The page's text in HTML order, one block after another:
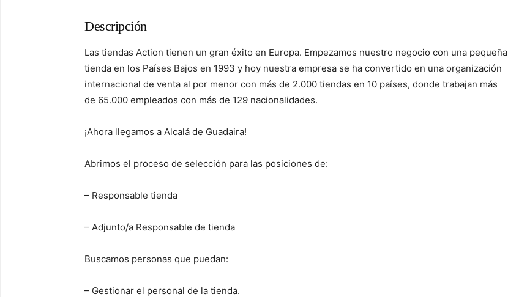
Descripción
Las tiendas Action tienen un gran éxito en Europa. Empezamos nuestro negocio con una pequeña
tienda en los Países Bajos en 1993 y hoy nuestra empresa se ha convertido en una organización
internacional de venta al por menor con más de 2.000 tiendas en 10 países, donde trabajan más
de 65.000 empleados con más de 129 nacionalidades.
¡Ahora llegamos a Alcalá de Guadaira!
Abrimos el proceso de selección para las posiciones de:
– Responsable tienda
– Adjunto/a Responsable de tienda
Buscamos personas que puedan:
– Gestionar el personal de la tienda.